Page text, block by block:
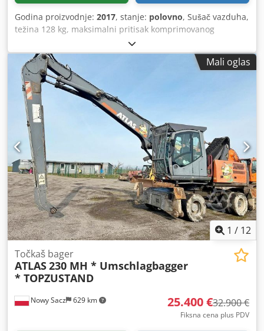
Godina proizvodnje: 2017, stanje: polovno, Sušač vazduha,
težina 128 kg, maksimalni pritisak komprimovanog
vazduha 13 bara, maksimalna radna temperatura okoline
46 °C. Djdew Da Enspfx Aklewa
Mali oglas
1 / 12
Nowy Sacz 629 km
Točkaš bager
ATLAS230 MH * Umschlagbagger
* TOPZUSTAND
25.400 €32.900 €
Fiksna cena plus PDV